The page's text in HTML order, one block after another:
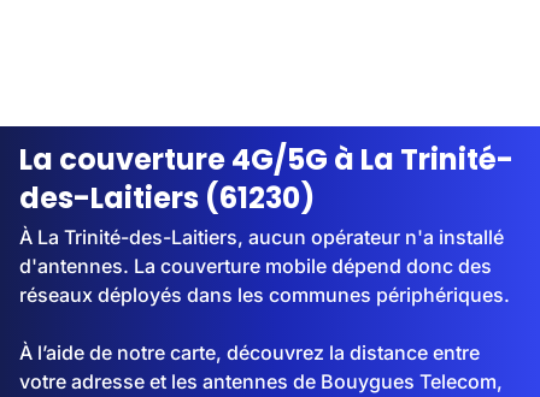
Streaming
La couverture 4G/5G à La Trinité-
des-Laitiers (61230)
À La Trinité-des-Laitiers, aucun opérateur n'a installé
d'antennes. La couverture mobile dépend donc des
réseaux déployés dans les communes périphériques.
À l’aide de notre carte, découvrez la distance entre
votre adresse et les antennes de Bouygues Telecom,